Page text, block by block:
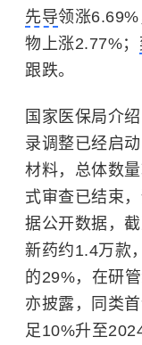
先导领涨6.69%
物上涨2.77%；
跟跌。
国家医保局介
录调整已经启
材料，总体数
式审查已结束
据公开数据，
新药约1.4万款
的29%，在研
亦披露，同类
足10%升至